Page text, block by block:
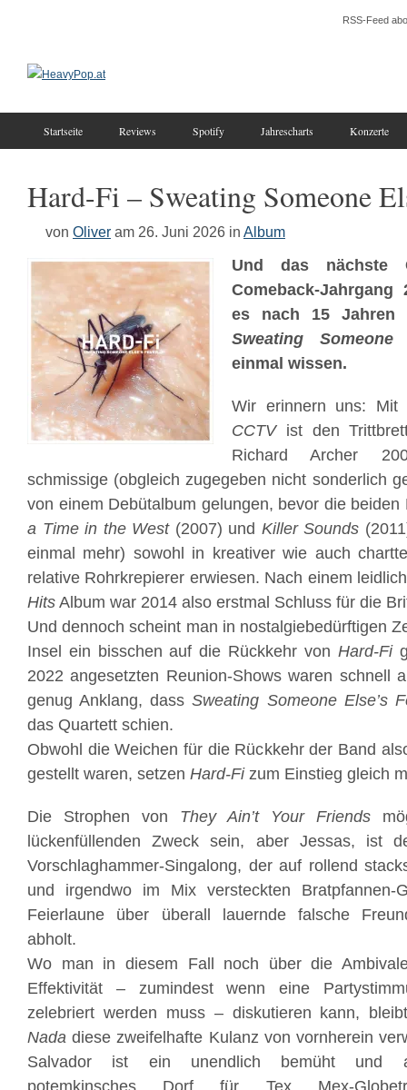
RSS-Feed
Startseite Reviews Spotify Jahrescharts Konzerte
Hard-Fi – Sweating Someone
von Oliver am 26. Juni 2026 in Album
Und das nächste
Comeback-
es nach 15 Jahren
Sweating Someone
einmal wissen.
Wir erinnern uns: Mit
CCTVist den
Richard Archer
schmissige (obgleich zugegeben nicht sonderlich
von einem Debütalbum gelungen, bevor die
a Time in the West(2007) und Killer Sounds
einmal mehr) sowohl in kreativer wie auch
relative Rohrkrepierer erwiesen. Nach einem
Hits Album war 2014 also erstmal Schluss für die
Und dennoch scheint man in nostalgiebedürftigen
Insel ein bisschen auf die Rückkehr von Hard-Fi
2022 angesetzten Reunion-Shows waren schnell
genug Anklang, dassSweating Someone Else’s
das Quartett schien.
Obwohl die Weichen für die Rückkehr der Band
gestellt waren, setzen Hard-Fizum Einstieg gleich
Die Strophen von They Ain’t Your Friends
lückenfüllenden Zweck sein, aber Jessas, ist
Vorschlaghammer-Singalong, der auf rollend
und irgendwo im Mix versteckten Bratpfannen-
Feierlaune über überall lauernde falsche
abholt.
Wo man in diesem Fall noch über die
Effektivität – zumindest wenn eine
zelebriert werden muss – diskutieren kann,
Nada diese zweifelhafte Kulanz von vornherein
Salvador ist ein unendlich bemüht und
potemkinsches Dorf für Tex Mex-